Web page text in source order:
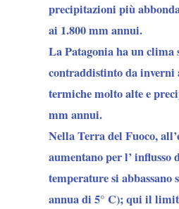
precipitazioni più
ai 1.800 mm annui.
La Patagoniaha unclima
contraddistinto dainverni
termiche molto alte e
mm annui.
Nella Terra del Fuoco,
aumentano per l’ influsso
temperature si abbassano
annua di 5° C);qui il